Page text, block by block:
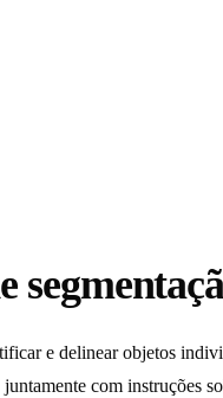
e delinear objetos
com instruções